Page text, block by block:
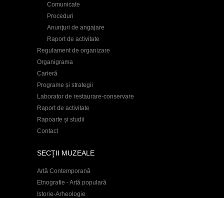
Comunicate
Proceduri
Anunţuri de angajare
Raport de activitate
Regulament de organizare
Organigrama
Carieră
Programe și strategii
Laborator de restaurare-conservare
Raport de activitate
Rapoarte și studii
Contact
SECŢII MUZEALE
Artă Contemporană
Etnografie - Artă populară
Istorie-Arheologie